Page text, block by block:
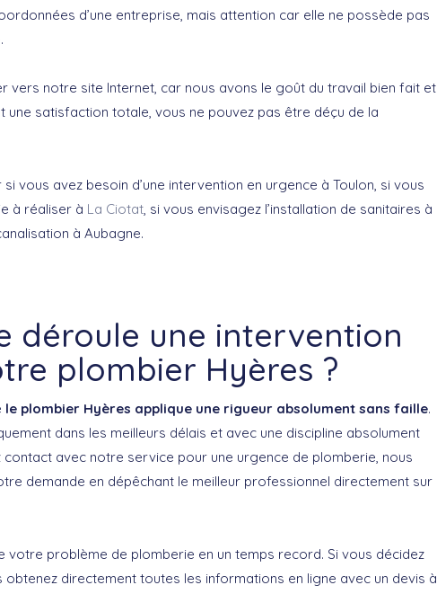
d’une entreprise, mais attention car elle ne possède pas
vers notre site Internet, car nous avons le goût du travail bien fait et
une satisfaction totale, vous ne pouvez pas être déçu de la
vous avez besoin d’une intervention en urgence à Toulon, si vous
à réaliser à La Ciotat, si vous envisagez l’installation de sanitaires à
à Aubagne.
déroule une intervention
plombier Hyères ?
le plombier Hyères applique une rigueur absolument sans faille.
dans les meilleurs délais et avec une discipline absolument
contact avec notre service pour une urgence de plomberie, nous
demande en dépêchant le meilleur professionnel directement sur
votre problème de plomberie en un temps record. Si vous décidez
directement toutes les informations en ligne avec un devis à